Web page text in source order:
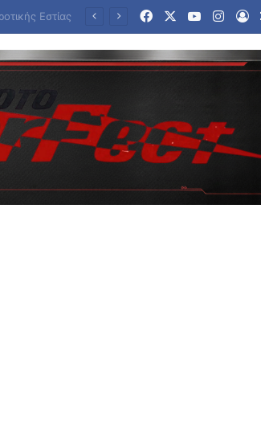
Ενισχύεται από Κυριακή το αυγουστιάτικο μελτέμι: Αυξημένος κυματισμός στο Αιγαίο – Η ανάρτηση Κολυδά FacebookYouTube